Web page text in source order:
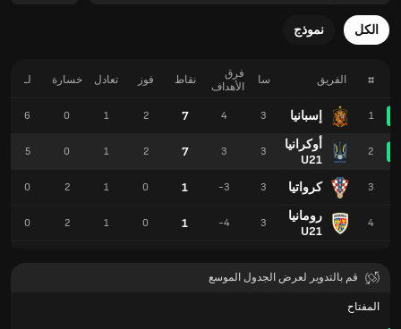
الكل نموذج
# الفريق
1 إسبانيا
2
أوكرانيا
U21
3 كرواتيا
4
رومانيا
U21
سا
فرق
الأهداف
نقاط فوز تعادل خسارة لـ
3
4
7
2
1
0
6
3
3
7
2
1
0
5
3
-3
1
0
1
2
0
3
-4
1
0
1
2
0
قم بالتدوير لعرض الجدول الموسع
المفتاح